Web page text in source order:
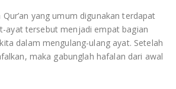
yang umum digunakan terdapat
ayat tersebut menjadi empat bagian
dalam mengulang-ulang ayat. Setelah
maka gabunglah hafalan dari awal